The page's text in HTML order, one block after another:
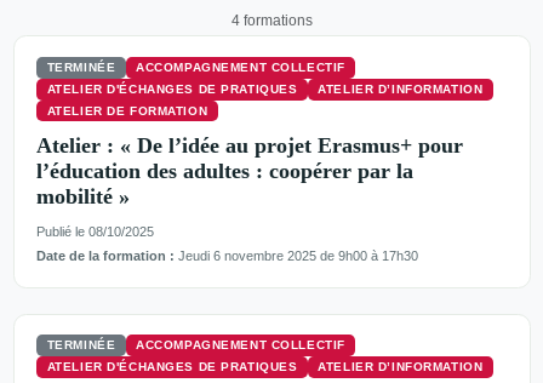
4 formations
TERMINÉE
ACCOMPAGNEMENT COLLECTIF
ATELIER D'ÉCHANGES DE PRATIQUES
ATELIER D’INFORMATION
ATELIER DE FORMATION
Atelier : « De l’idée au projet Erasmus+ pour
l’éducation des adultes : coopérer par la
mobilité »
Publié le 08/10/2025
Date de la formation : Jeudi 6 novembre 2025 de 9h00 à 17h30
TERMINÉE
ACCOMPAGNEMENT COLLECTIF
ATELIER D'ÉCHANGES DE PRATIQUES
ATELIER D’INFORMATION